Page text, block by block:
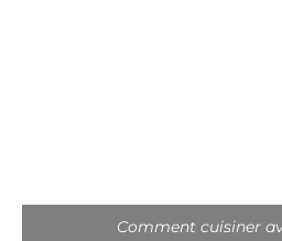
Comment cuisiner